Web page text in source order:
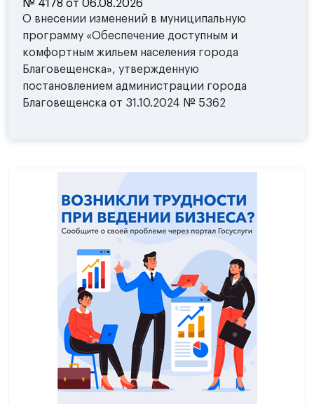
№ 4178 от 06.08.2026
О внесении изменений в муниципальную
программу «Обеспечение доступным и
комфортным жильем населения города
Благовещенска», утвержденную
постановлением администрации города
Благовещенска от 31.10.2024 № 5362